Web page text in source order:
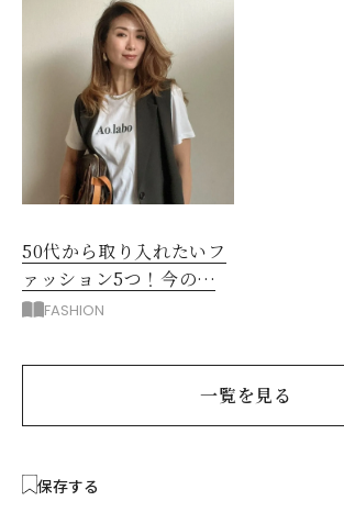
50代から取り入れたいフ
ァッション5つ！今の自
分をきれいに見せる服選
FASHION
一覧を見る
保存する